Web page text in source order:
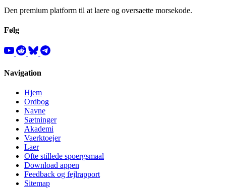
Den premium platform til at laere og oversaette morsekode.
Følg
Navigation
Hjem
Ordbog
Navne
Sætninger
Akademi
Vaerktoejer
Laer
Ofte stillede spoergsmaal
Download appen
Feedback og fejlrapport
Sitemap